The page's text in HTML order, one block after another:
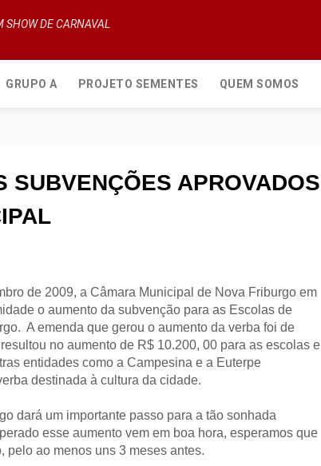
SHOW DE CARNAVAL
GRUPO A PROJETO SEMENTES QUEM SOMOS
SUBVENÇÕES APROVADOS
de 2009, a Câmara Municipal de Nova Friburgo em
o aumento da subvenção para as Escolas de
A emenda que gerou o aumento da verba foi de
no aumento de R$ 10.200, 00 para as escolas e
entidades como a Campesina e a Euterpe
destinada à cultura da cidade.
dará um importante passo para a tão sonhada
esse aumento vem em boa hora, esperamos que
pelo ao menos uns 3 meses antes.